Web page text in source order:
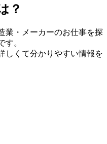
？
業・メーカーのお仕事を探
す。
しくて分かりやすい情報を